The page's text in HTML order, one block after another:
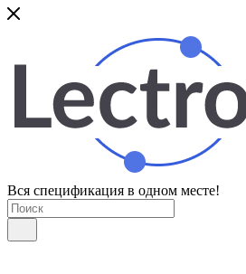
Вся спецификация в одном месте!